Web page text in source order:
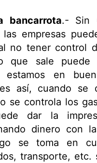
bancarrota.- Sin
las empresas
no tener control
que sale puede
estamos en
así, cuando se
se controla los
dar la
dinero con
se toma en
transporte, etc.